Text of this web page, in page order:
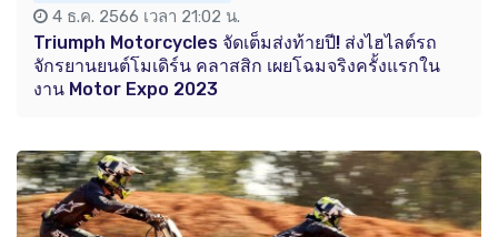
4 ธ.ค. 2566 เวลา 21:02 น.
Triumph Motorcycles จัดเต็มส่งท้ายปี! ส่งไฮไลต์รถ
จักรยานยนต์โมเดิร์น คลาสสิก เผยโฉมจริงครั้งแรกใน
งาน Motor Expo 2023